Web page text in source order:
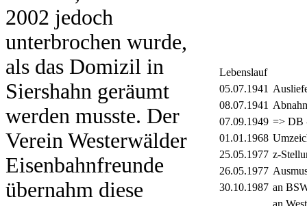
2002 jedoch
unterbrochen wurde,
als das Domizil in
Siershahn geräumt
werden musste. Der
Verein Westerwälder
Eisenbahnfreunde
übernahm diese
Lebenslauf
05.07.1941
08.07.1941
07.09.1949 => DB
01.01.1968
25.05.1977 z-
26.05.1977
30.10.1987 an
an